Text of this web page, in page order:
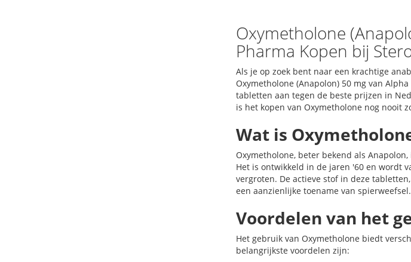
Oxymetholone
Pharma Kopen bij
Als je op zoek bent naar een krachtige
Oxymetholone (Anapolon) 50 mg van
tabletten aan tegen de beste prijzen in
is het kopen van Oxymetholone nog nooit
Wat is
Oxymetholone, beter bekend als
Het is ontwikkeld in de jaren '60 en wordt
vergroten. De actieve stof in deze
een aanzienlijke toename van spierweefsel.
Voordelen van het
Het gebruik van Oxymetholone biedt
belangrijkste voordelen zijn: